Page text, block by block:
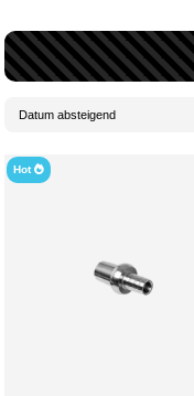
Welcher
ab, welche
Diese Information
Hot